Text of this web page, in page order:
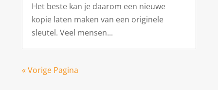
Het beste kan je daarom een nieuwe
kopie laten maken van een originele
sleutel. Veel mensen...
« Vorige Pagina